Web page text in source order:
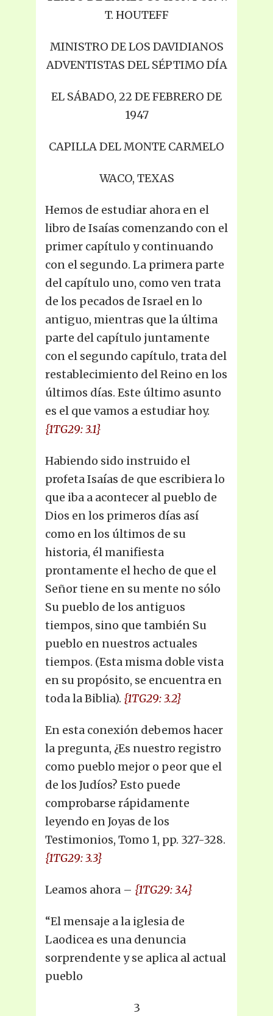
T. HOUTEFF
MINISTRO DE LOS DAVIDIANOS
ADVENTISTAS DEL SÉPTIMO DÍA
EL SÁBADO, 22 DE FEBRERO DE
1947
CAPILLA DEL MONTE CARMELO
WACO, TEXAS
Hemos de estudiar ahora en el
libro de Isaías comenzando con el
primer capítulo y continuando
con el segundo. La primera parte
del capítulo uno, como ven trata
de los pecados de Israel en lo
antiguo, mientras que la última
parte del capítulo juntamente
con el segundo capítulo, trata del
restablecimiento del Reino en los
últimos días. Este último asunto
es el que vamos a estudiar hoy.
{1TG29: 3.1}
Habiendo sido instruido el
profeta Isaías de que escribiera lo
que iba a acontecer al pueblo de
Dios en los primeros días así
como en los últimos de su
historia, él manifiesta
prontamente el hecho de que el
Señor tiene en su mente no sólo
Su pueblo de los antiguos
tiempos, sino que también Su
pueblo en nuestros actuales
tiempos. (Esta misma doble vista
en su propósito, se encuentra en
toda la Biblia). {1TG29: 3.2}
En esta conexión debemos hacer
la pregunta, ¿Es nuestro registro
como pueblo mejor o peor que el
de los Judíos? Esto puede
comprobarse rápidamente
leyendo en Joyas de los
Testimonios, Tomo 1, pp. 327-328.
{1TG29: 3.3}
Leamos ahora – {1TG29: 3.4}
“El mensaje a la iglesia de
Laodicea es una denuncia
sorprendente y se aplica al actual
pueblo
3